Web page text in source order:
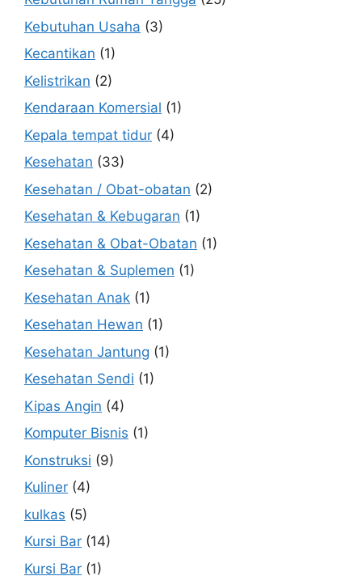
Kebutuhan Usaha (3)
Kecantikan (1)
Kelistrikan (2)
Kendaraan Komersial (1)
Kepala tempat tidur (4)
Kesehatan (33)
Kesehatan / Obat-obatan (2)
Kesehatan & Kebugaran (1)
Kesehatan & Obat-Obatan (1)
Kesehatan & Suplemen (1)
Kesehatan Anak (1)
Kesehatan Hewan (1)
Kesehatan Jantung (1)
Kesehatan Sendi (1)
Kipas Angin (4)
Komputer Bisnis (1)
Konstruksi (9)
Kuliner (4)
kulkas (5)
Kursi Bar (14)
Kursi Bar (1)